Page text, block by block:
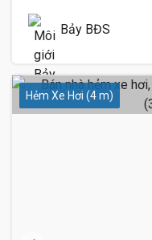
Bảy BĐS
Hẻm Xe Hơi (4 m)